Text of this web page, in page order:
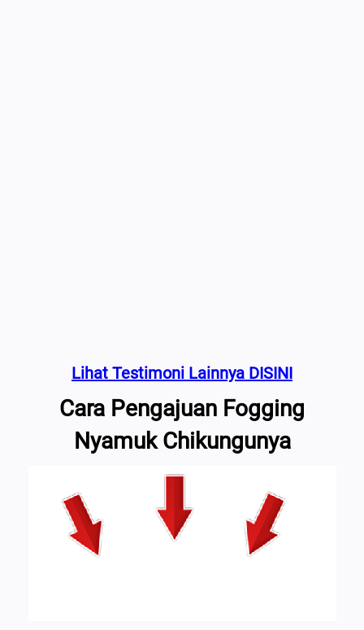
Lihat Testimoni Lainnya DISINI
Cara Pengajuan Fogging
Nyamuk Chikungunya